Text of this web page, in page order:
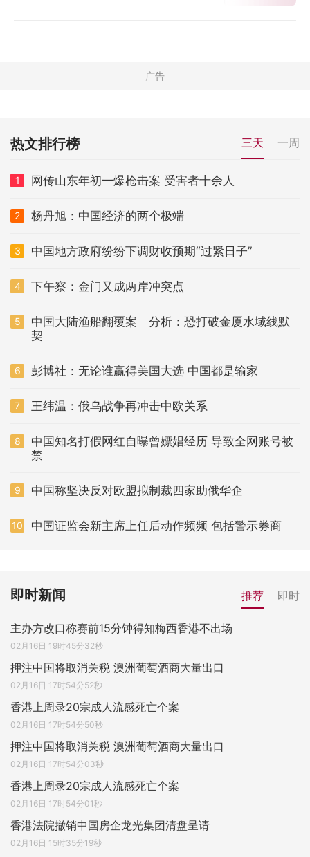
热文排行榜 三天 一周
1 网传山东年初一爆枪击案 受害者十余人
2 杨丹旭：中国经济的两个极端
3 中国地方政府纷纷下调财收预期“过紧日子”
4 下午察：金门又成两岸冲突点
5
中国大陆渔船翻覆案 分析：恐打破金厦水域线默
契
6 彭博社：无论谁赢得美国大选 中国都是输家
7 王纬温：俄乌战争再冲击中欧关系
8
中国知名打假网红自曝曾嫖娼经历 导致全网账号被
禁
9 中国称坚决反对欧盟拟制裁四家助俄华企
10 中国证监会新主席上任后动作频频 包括警示券商
即时新闻 推荐 即时
主办方改口称赛前15分钟得知梅西香港不出场
02月16日 19时45分32秒
押注中国将取消关税 澳洲葡萄酒商大量出口
02月16日 17时54分52秒
香港上周录20宗成人流感死亡个案
02月16日 17时54分50秒
押注中国将取消关税 澳洲葡萄酒商大量出口
02月16日 17时54分03秒
香港上周录20宗成人流感死亡个案
02月16日 17时54分01秒
香港法院撤销中国房企龙光集团清盘呈请
02月16日 15时35分19秒